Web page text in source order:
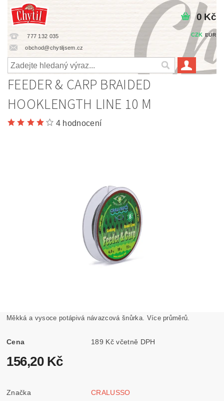
777 132 035
obchod@chytiljsem.cz
CZK EUR
0 Kč
FEEDER & CARP BRAIDED
HOOKLENGTH LINE 10 M
4 hodnocení
Měkká a vysoce potápivá návazcová šnůrka. Více průměrů.
Cena 189 Kč včetně DPH
156,20 Kč
Značka CRALUSSO